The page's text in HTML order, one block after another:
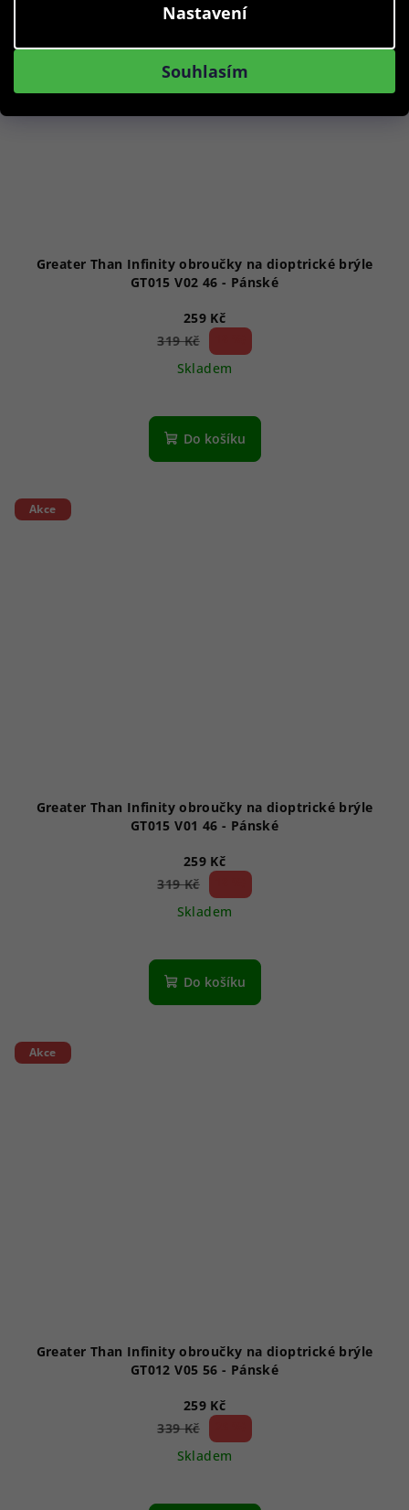
Nastavení
Souhlasím
Greater Than Infinity obroučky na dioptrické brýle
GT015 V02 46 - Pánské
259 Kč
319 Kč
Skladem
Do košíku
Akce
Greater Than Infinity obroučky na dioptrické brýle
GT015 V01 46 - Pánské
259 Kč
319 Kč
Skladem
Do košíku
Akce
Greater Than Infinity obroučky na dioptrické brýle
GT012 V05 56 - Pánské
259 Kč
339 Kč
Skladem